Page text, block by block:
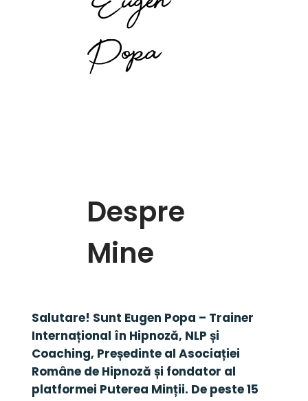
Despre
Mine
Salutare! Sunt Eugen Popa – Trainer
Internațional în Hipnoză, NLP și
Coaching, Președinte al Asociației
Române de Hipnoză și fondator al
platformei Puterea Minții. De peste 15
Popa